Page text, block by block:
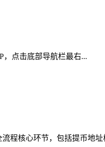
，点击底部导航栏最右...
程核心环节，包括提币地址